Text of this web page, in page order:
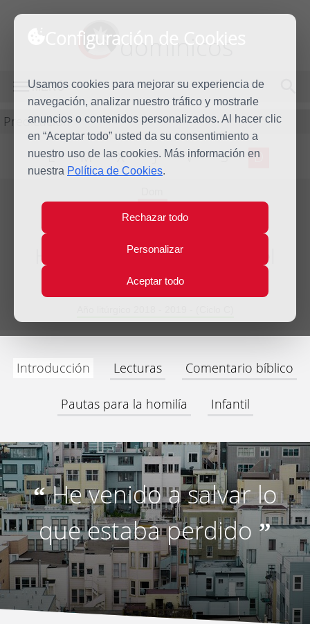
Configuración de Cookies
Usamos cookies para mejorar su experiencia de
navegación, analizar nuestro tráfico y mostrarle
anuncios o contenidos personalizados. Al hacer clic
en “Aceptar todo” usted da su consentimiento a
nuestro uso de las cookies. Más información en
nuestra Política de Cookies.
Rechazar todo
Personalizar
Aceptar todo
dominicos
MENÚ
Predicación
L M X J V S D
3
Nov
Homilía XXXI Domingo del
tiempo ordinario
Introducción Lecturas Comentario bíblico
Pautas para la homilía Infantil
“He venido a salvar lo
que estaba perdido ”